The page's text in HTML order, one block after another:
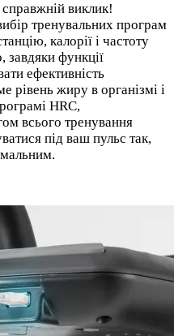
виклик!
тренувальних програм
калорії і частоту
завдяки функції
ефективність
рівень жиру в організмі і
HRC,
всього тренування
під ваш пульс так,